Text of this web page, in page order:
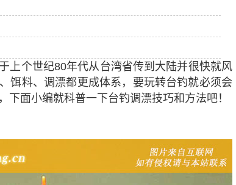
上个世纪80年代从台湾省传到大陆并很快就风
饵料、调漂都更成体系，要玩转台钓就必须会
下面小编就科普一下台钓调漂技巧和方法吧！